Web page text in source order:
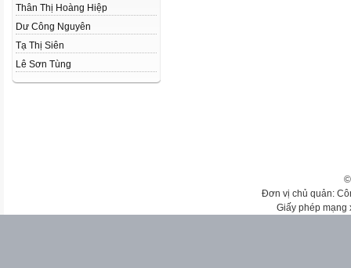
Thân Thị Hoàng Hiệp
Dư Công Nguyên
Tạ Thị Siên
Lê Sơn Tùng
Đơn vị chủ quản:
Giấy phép mạng